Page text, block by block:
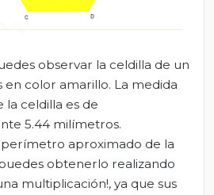
observar la celdilla de un
en color amarillo. La medida
la celdilla es de
5.44 milímetros.
perímetro aproximado de la
obtenerlo realizando
multiplicación!, ya que sus